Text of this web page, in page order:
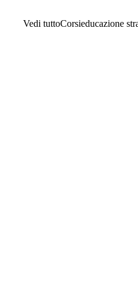
Vedi tuttoCorsieducazione